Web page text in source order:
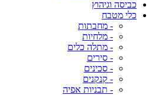
כביסה וגיהוץ
כלי מטבח
- מחבתות
- מלחיות
- מתלה כלים
- סירים
- סכינים
- קנקנים
- תבניות אפיה